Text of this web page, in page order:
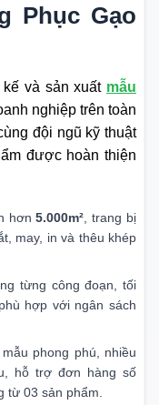
Phục Gạo
và sản xuất mẫu
nghiệp trên toàn
đội ngũ kỹ thuật
được hoàn thiện
hơn5.000m² , trang bị
may, in và thêu khép
từng công đoạn, tối
hợp với ngân sách
mẫu phong phú, nhiều
hỗ trợ đơn hàng số
từ 03 sản phẩm.